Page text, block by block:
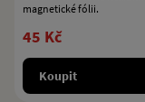
magnetické fólii.
45 Kč
Koupit